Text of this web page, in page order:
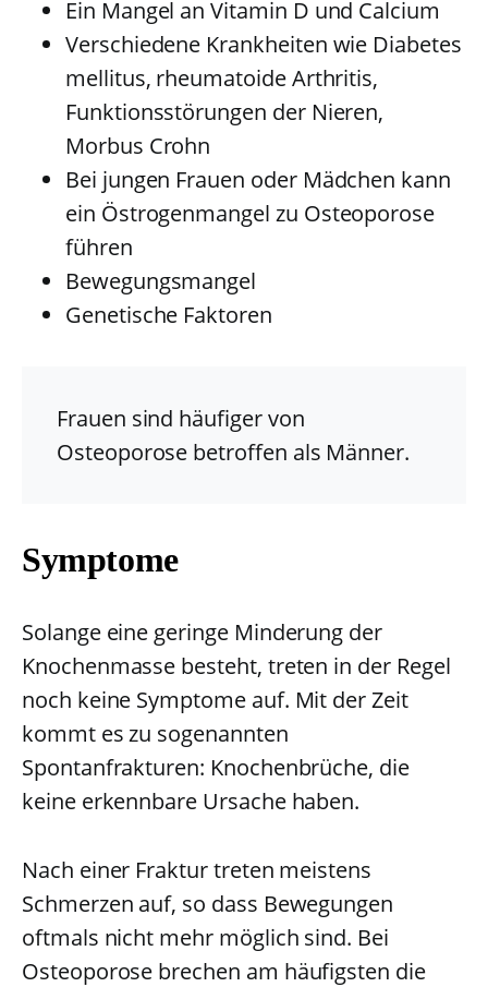
Ein Mangel an Vitamin D und Calcium
Verschiedene Krankheiten wie Diabetes
mellitus, rheumatoide Arthritis,
Funktionsstörungen der Nieren,
Morbus Crohn
Bei jungen Frauen oder Mädchen kann
ein Östrogenmangel zu Osteoporose
führen
Bewegungsmangel
Genetische Faktoren
Frauen sind häufiger von
Osteoporose betroffen als Männer.
Symptome
Solange eine geringe Minderung der
Knochenmasse besteht, treten in der Regel
noch keine Symptome auf. Mit der Zeit
kommt es zu sogenannten
Spontanfrakturen: Knochenbrüche, die
keine erkennbare Ursache haben.
Nach einer Fraktur treten meistens
Schmerzen auf, so dass Bewegungen
oftmals nicht mehr möglich sind. Bei
Osteoporose brechen am häufigsten die